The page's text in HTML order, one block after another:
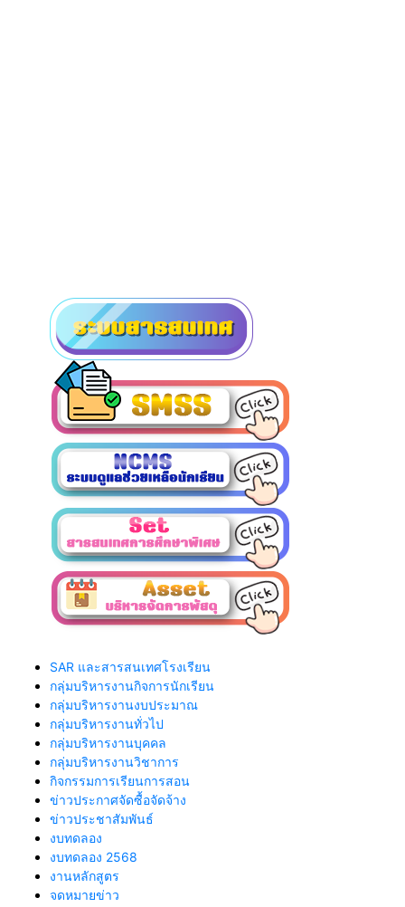
SAR และสารสนเทศโรงเรียน
กลุ่มบริหารงานกิจการนักเรียน
กลุ่มบริหารงานงบประมาณ
กลุ่มบริหารงานทั่วไป
กลุ่มบริหารงานบุคคล
กลุ่มบริหารงานวิชาการ
กิจกรรมการเรียนการสอน
ข่าวประกาศจัดซื้อจัดจ้าง
ข่าวประชาสัมพันธ์
งบทดลอง
งบทดลอง 2568
งานหลักสูตร
จดหมายข่าว